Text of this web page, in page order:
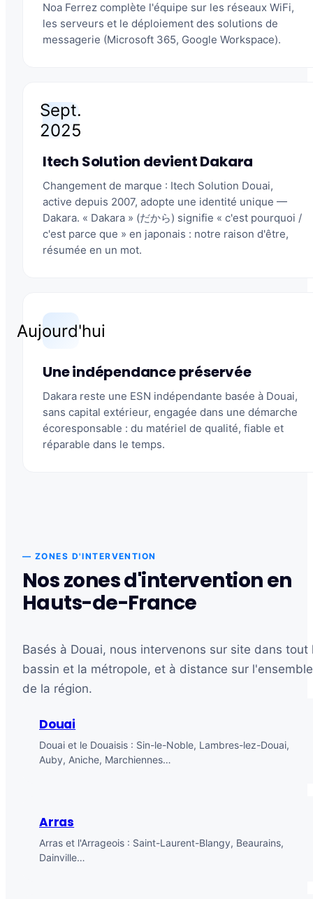
Noa Ferrez complète l'équipe sur les réseaux WiFi,
les serveurs et le déploiement des solutions de
messagerie (Microsoft 365, Google Workspace).
Sept.
2025
Itech Solution devient Dakara
Changement de marque : Itech Solution Douai,
active depuis 2007, adopte une identité unique —
Dakara. « Dakara » (だから) signifie « c'est pourquoi /
c'est parce que » en japonais : notre raison d'être,
résumée en un mot.
Aujourd'hui
Une indépendance préservée
Dakara reste une ESN indépendante basée à Douai,
sans capital extérieur, engagée dans une démarche
écoresponsable : du matériel de qualité, fiable et
réparable dans le temps.
— ZONES D'INTERVENTION
Nos zones d'intervention en
Hauts-de-France
Basés à Douai, nous intervenons sur site dans tout
bassin et la métropole, et à distance sur l'ensemble
de la région.
Douai
Douai et le Douaisis : Sin-le-Noble, Lambres-lez-Douai,
Auby, Aniche, Marchiennes…
Arras
Arras et l'Arrageois : Saint-Laurent-Blangy, Beaurains,
Dainville…